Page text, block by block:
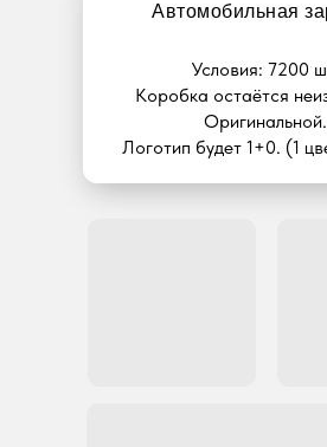
Автомобильная
Условия: 7200
Коробка остаётся
Оригинальной.
Логотип будет 1+0. (1